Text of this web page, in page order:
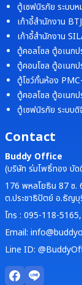
ตู้เซฟนิรภัย ระบบ
เก้าอี้สำนักงาน
เก้าอี้สำนักงาน
ตู้คอลโซล ตู้อเนก
ตู้คอนโซล ตู้อเนก
ตู้โชว์กั้นห้อง
ตู้คอลโซล ตู้อเนก
ตู้เซฟนิรภัย ระบบ
Contact
Buddy Office
(บริษัท ร่มโพธิ์ทอง บัด
176 พหลโยธิน 87 ซ.
ต.ประชาธิปัตย์ อ.ธัญ
โทร : 095-118-
Email:
Line ID: